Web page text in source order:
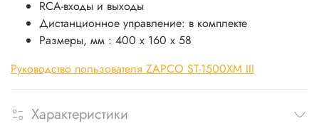
RCA-входы и выходы
Дистанционное управление: в комплекте
Размеры, мм : 400 x 160 x 58
Руководство пользователя ZAPCO ST-1500XM III
Характеристики